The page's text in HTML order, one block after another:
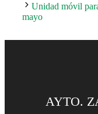
Unidad móvil
mayo
AYTO.